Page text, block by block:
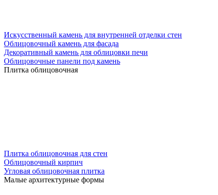
Искусственный камень для внутренней отделки стен
Облицовочный камень для фасада
Декоративный камень для облицовки печи
Облицовочные панели под камень
Плитка облицовочная
Плитка облицовочная для стен
Облицовочный кирпич
Угловая облицовочная плитка
Малые архитектурные формы